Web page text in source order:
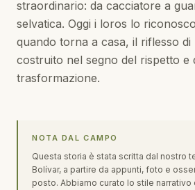
straordinario: da cacciatore a
selvatica. Oggi i loros lo
quando torna a casa, il riflesso di
costruito nel segno del rispetto e
trasformazione.
NOTA DAL CAMPO
Questa storia è stata scritta dal nostro
Bolívar, a partire da appunti, foto e
posto. Abbiamo curato lo stile narrativo